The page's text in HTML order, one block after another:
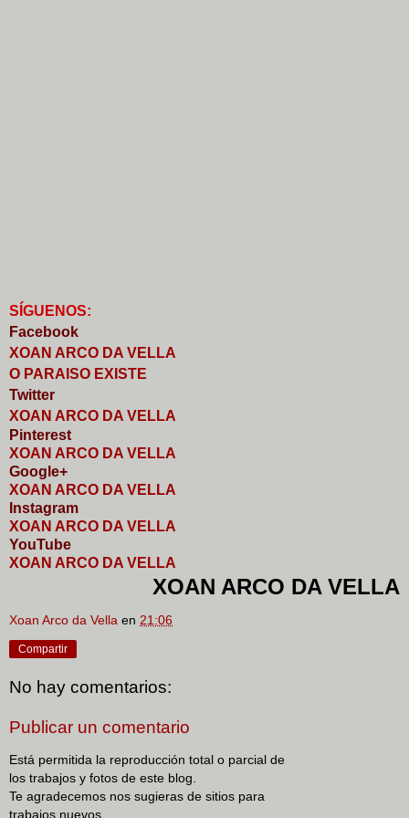
S GUENOS:
Facebook
XOAN ARCO DA VELLA
O PARAISO EXISTE
Twitter
XOAN ARCO DA VELLA
Pinterest
XOAN ARCO DA VELLA
Google+
XOAN ARCO DA VELLA
nstagram
XOAN ARCO DA VELLA
YouTube
XOAN ARCO DA VELLA
XOAN ARCO DA VELLA
Xoan Arco da Vella en 21:06
Compartir
No hay comentarios:
Publicar un comentario
Está permitida la reproducción total o parcial de
los trabajos y fotos de este blog.
Te agradecemos nos sugieras de sitios para
trabajos nuevos.